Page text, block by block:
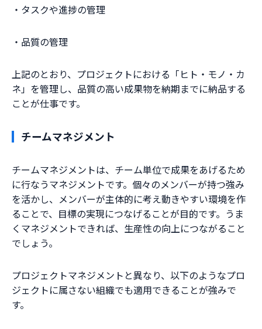
・タスクや進捗の管理
・品質の管理
上記のとおり、プロジェクトにおける「ヒト・モノ・カ
ネ」を管理し、品質の高い成果物を納期までに納品する
ことが仕事です。
チームマネジメント
チームマネジメントは、チーム単位で成果をあげるため
に行なうマネジメントです。個々のメンバーが持つ強み
を活かし、メンバーが主体的に考え動きやすい環境を作
ることで、目標の実現につなげることが目的です。うま
くマネジメントできれば、生産性の向上につながること
でしょう。
プロジェクトマネジメントと異なり、以下のようなプロ
ジェクトに属さない組織でも適用できることが強みで
す。